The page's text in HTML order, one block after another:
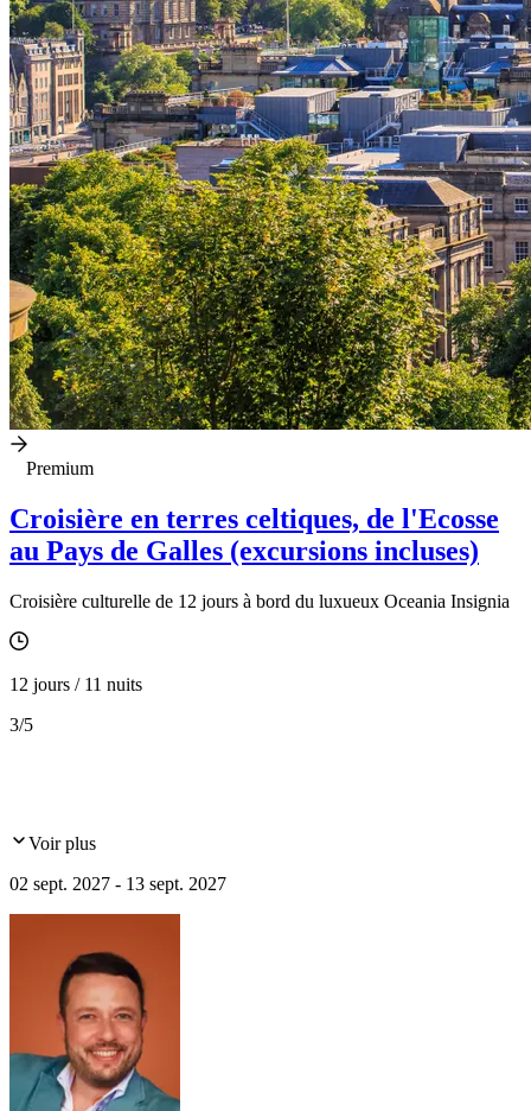
Premium
Croisière en terres celtiques, de l'Ecosse
au Pays de Galles (excursions incluses)
Croisière culturelle de 12 jours à bord du luxueux Oceania Insignia
12 jours / 11 nuits
3/5
Voir plus
02 sept. 2027 - 13 sept. 2027